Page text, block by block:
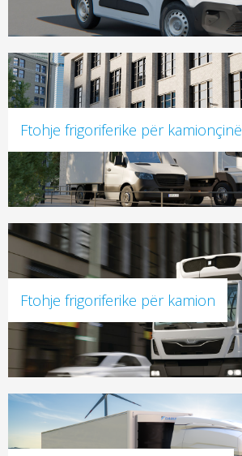
Ftohje frigoriferike për kamionçinë
Ftohje frigoriferike për kamion